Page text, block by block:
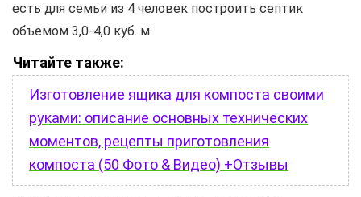
есть для семьи из 4 человек построить септик
объемом 3,0-4,0 куб. м.
Читайте также:
Изготовление ящика для компоста своими
руками: описание основных технических
моментов, рецепты приготовления
компоста (50 Фото & Видео) +Отзывы